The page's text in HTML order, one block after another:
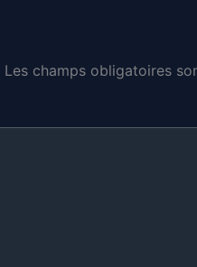
Les champs obligatoires